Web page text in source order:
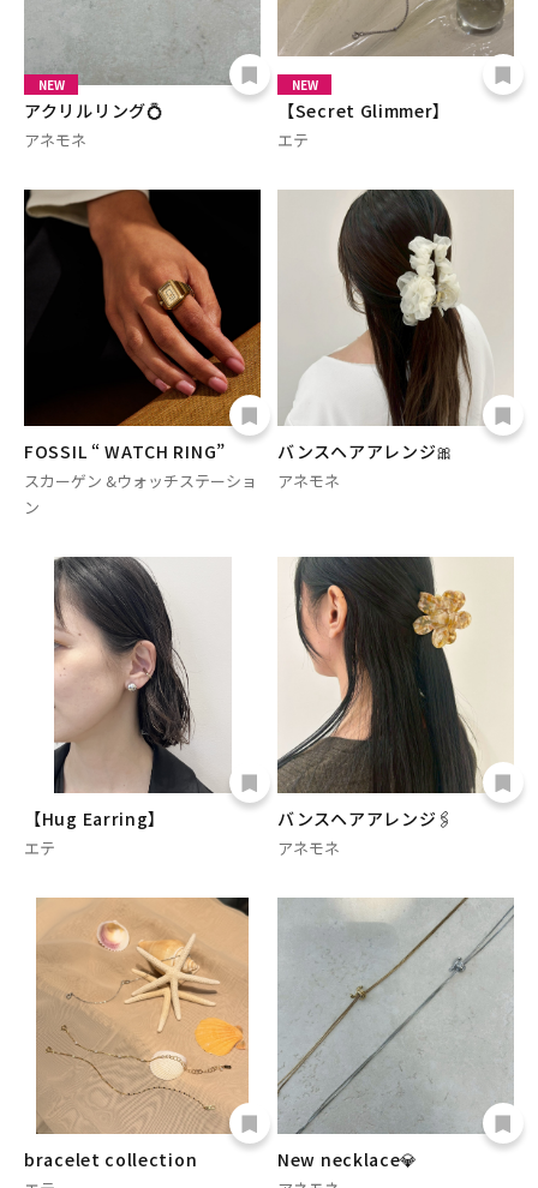
NEW
アクリルリング💍
アネモネ
NEW
【Secret Glimmer】
エテ
FOSSIL “ WATCH RING”
スカーゲン &ウォッチステーショ
ン
バンスヘアアレンジ🎀
アネモネ
【Hug Earring】
エテ
バンスヘアアレンジ🖇
アネモネ
bracelet collection New necklace💎